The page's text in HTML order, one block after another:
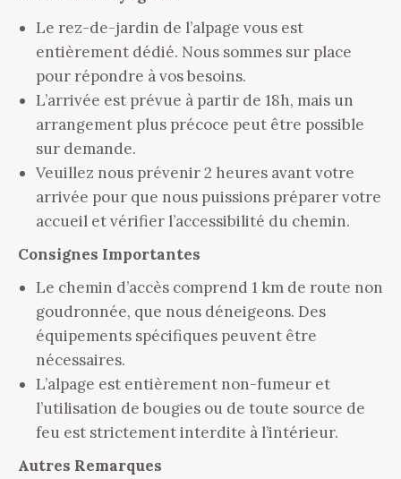
Le rez-de-jardin de l’alpage vous est
entièrement dédié. Nous sommes sur place
pour répondre à vos besoins.
L’arrivée est prévue à partir de 18h, mais un
arrangement plus précoce peut être possible
sur demande.
Veuillez nous prévenir 2 heures avant votre
arrivée pour que nous puissions préparer votre
accueil et vérifier l’accessibilité du chemin.
Consignes Importantes
Le chemin d’accès comprend 1 km de route non
goudronnée, que nous déneigeons. Des
équipements spécifiques peuvent être
nécessaires.
L’alpage est entièrement non-fumeur et
l’utilisation de bougies ou de toute source de
feu est strictement interdite à l’intérieur.
Autres Remarques